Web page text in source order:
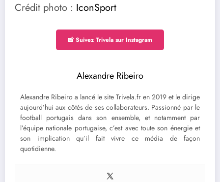
Crédit photo : IconSport
📸 Suivez Trivela sur Instagram
Alexandre Ribeiro
Alexandre Ribeiro a lancé le site Trivela.fr en 2019 et le dirige
aujourd’hui aux côtés de ses collaborateurs. Passionné par le
football portugais dans son ensemble, et notamment par
l’équipe nationale portugaise, c’est avec toute son énergie et
son implication qu’il fait vivre ce média de façon
quotidienne.